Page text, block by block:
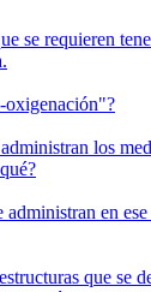
se requieren
oxigenación"?
los
administran en
que se